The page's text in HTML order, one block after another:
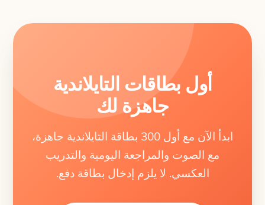
أول بطاقات التايلاندية
جاهزة لك
ابدأ الآن مع أول 300 بطاقة التايلاندية جاهزة،
مع الصوت والمراجعة اليومية والتدريب
العكسي. لا يلزم إدخال بطاقة دفع.